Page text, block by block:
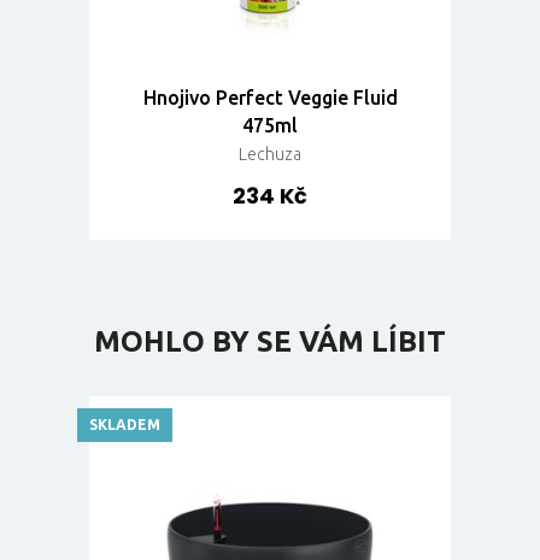
Hnojivo Perfect Veggie Fluid
475ml
Lechuza
234 Kč
MOHLO BY SE VÁM LÍBIT
SKLADEM